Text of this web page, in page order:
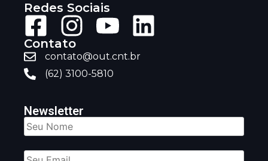
Redes Sociais
Contato
contato@out.cnt.br
(62) 3100-5810
Newsletter